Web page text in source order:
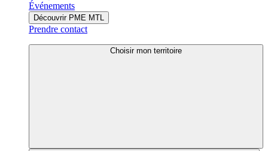
Événements
Découvrir PME MTL
Prendre contact
Choisir mon territoire